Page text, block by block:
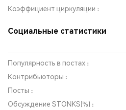
Коэффициент циркуляции
Социальные статистики
Популярность в постах :
Контрибьюторы :
Посты :
Обсуждение STONKS(%) :